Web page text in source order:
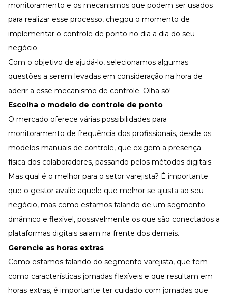
monitoramento e os mecanismos que podem ser usados
para realizar esse processo, chegou o momento de
implementar o controle de ponto no dia a dia do seu
negócio.
Com o objetivo de ajudá-lo, selecionamos algumas
questões a serem levadas em consideração na hora de
aderir a esse mecanismo de controle. Olha só!
Escolha o modelo de controle de ponto
O mercado oferece várias possibilidades para
monitoramento de frequência dos profissionais, desde os
modelos manuais de controle, que exigem a presença
física dos colaboradores, passando pelos métodos digitais.
Mas qual é o melhor para o setor varejista? É importante
que o gestor avalie aquele que melhor se ajusta ao seu
negócio, mas como estamos falando de um segmento
dinâmico e flexível, possivelmente os que são conectados a
plataformas digitais saiam na frente dos demais.
Gerencie as horas extras
Como estamos falando do segmento varejista, que tem
como características jornadas flexíveis e que resultam em
horas extras, é importante ter cuidado com jornadas que